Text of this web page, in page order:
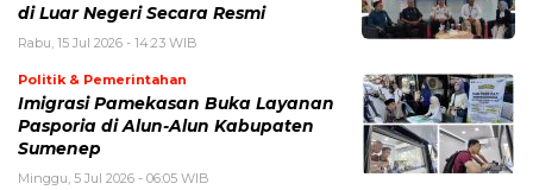
di Luar Negeri Secara Resmi
Rabu, 15 Jul 2026 - 14:23 WIB
Politik & Pemerintahan
Imigrasi Pamekasan Buka Layanan
Pasporia di Alun-Alun Kabupaten
Sumenep
Minggu, 5 Jul 2026 - 06:05 WIB